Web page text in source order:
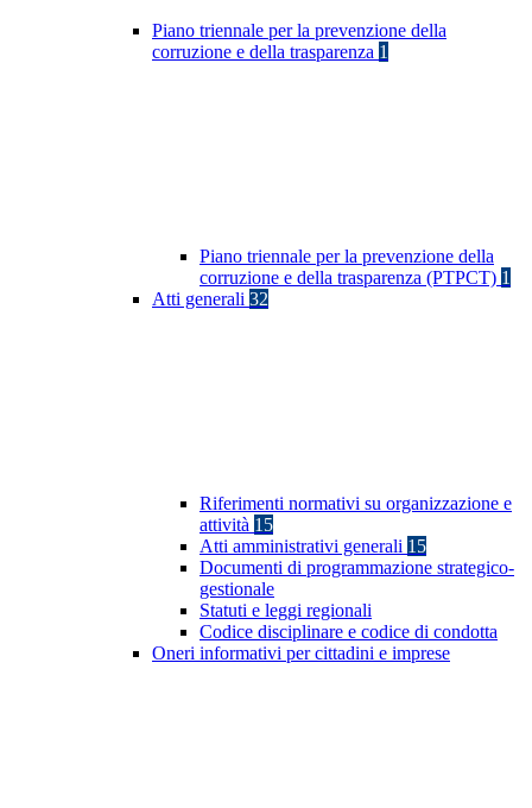
Piano triennale per la prevenzione della
corruzione e della trasparenza 1
Piano triennale per la prevenzione della
corruzione e della trasparenza (PTPCT) 1
Atti generali 32
Riferimenti normativi su organizzazione e
attività 15
Atti amministrativi generali 15
Documenti di programmazione strategico-
gestionale
Statuti e leggi regionali
Codice disciplinare e codice di condotta
Oneri informativi per cittadini e imprese